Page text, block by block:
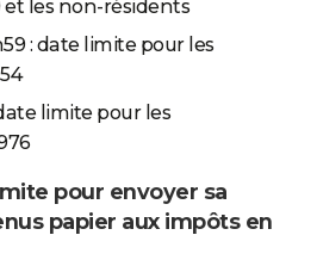
et les non-résidents
: date limite pour les
limite pour les
pour envoyer sa
papier aux impôts en